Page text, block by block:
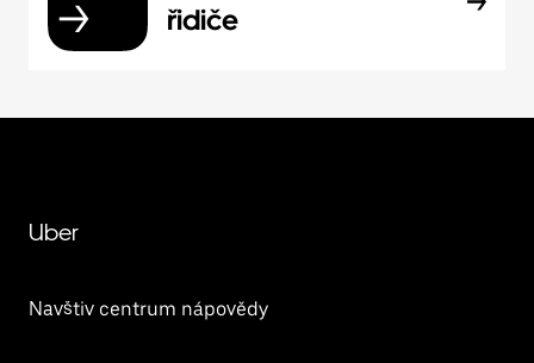
řidiče
Uber
Navštiv centrum nápovědy